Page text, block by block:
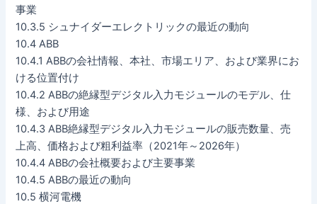
事業
10.3.5 シュナイダーエレクトリックの最近の動向
10.4 ABB
10.4.1 ABBの会社情報、本社、市場エリア、および業界にお
ける位置付け
10.4.2 ABBの絶縁型デジタル入力モジュールのモデル、仕
様、および用途
10.4.3 ABB絶縁型デジタル入力モジュールの販売数量、売
上高、価格および粗利益率（2021年～2026年）
10.4.4 ABBの会社概要および主要事業
10.4.5 ABBの最近の動向
10.5 横河電機